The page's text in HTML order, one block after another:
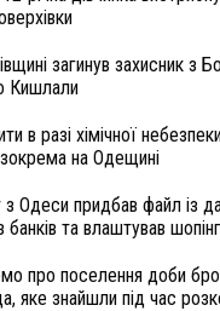
загинув захисник з
Кишлали
в разі хімічної
зокрема на Одещині
Одеси придбав файл із
банків та влаштував
про поселення доби
яке знайшли під час